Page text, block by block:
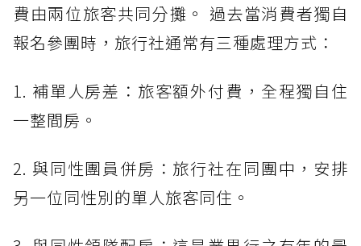
費由兩位旅客共同分攤。 過去當消費者獨自
報名參團時，旅行社通常有三種處理方式：
1. 補單人房差：旅客額外付費，全程獨自住
一整間房。
2. 與同性團員併房：旅行社在同團中，安排
另一位同性別的單人旅客同住。